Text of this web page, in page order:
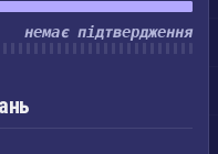
немає підтвердження